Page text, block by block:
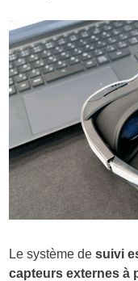
Le système desuivi
capteurs externes à